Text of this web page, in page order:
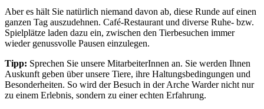
Aber es hält Sie natürlich niemand davon ab, diese Runde auf einen
ganzen Tag auszudehnen. Café-Restaurant und diverse Ruhe- bzw.
Spielplätze laden dazu ein, zwischen den Tierbesuchen immer
wieder genussvolle Pausen einzulegen.
Tipp: Sprechen Sie unsere MitarbeiterInnen an. Sie werden Ihnen
Auskunft geben über unsere Tiere, ihre Haltungsbedingungen und
Besonderheiten. So wird der Besuch in der Arche Warder nicht nur
zu einem Erlebnis, sondern zu einer echten Erfahrung.